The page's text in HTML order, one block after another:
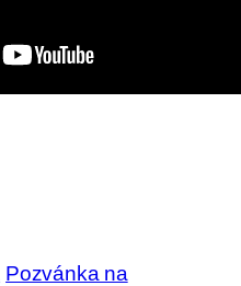
Pozvánka na